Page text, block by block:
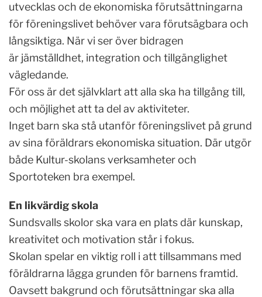
utvecklas och de ekonomiska förutsättningarna
för föreningslivet behöver vara förutsägbara och
långsiktiga. När vi ser över bidragen
är jämställdhet, integration och tillgänglighet
vägledande.
För oss är det självklart att alla ska ha tillgång till,
och möjlighet att ta del av aktiviteter.
Inget barn ska stå utanför föreningslivet på grund
av sina föräldrars ekonomiska situation. Där utgör
både Kultur-skolans verksamheter och
Sportoteken bra exempel.
En likvärdig skola
Sundsvalls skolor ska vara en plats där kunskap,
kreativitet och motivation står i fokus.
Skolan spelar en viktig roll i att tillsammans med
föräldrarna lägga grunden för barnens framtid.
Oavsett bakgrund och förutsättningar ska alla